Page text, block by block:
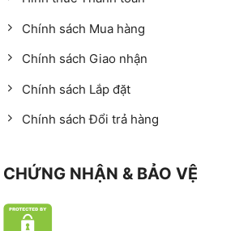
Chính sách Mua hàng
Chính sách Giao nhận
Chính sách Lắp đặt
Chính sách Đổi trả hàng
CHỨNG NHẬN & BẢO VỆ